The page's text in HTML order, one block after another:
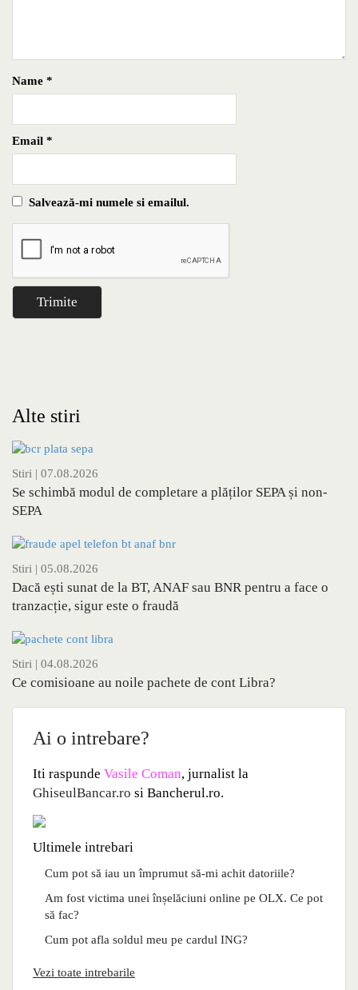
Name *
Email *
Salvează-mi numele si emailul.
Alte stiri
Stiri | 07.08.2026
Se schimbă modul de completare a plăților SEPA și non-
SEPA
Stiri | 05.08.2026
Dacă ești sunat de la BT, ANAF sau BNR pentru a face o
tranzacție, sigur este o fraudă
Stiri | 04.08.2026
Ce comisioane au noile pachete de cont Libra?
Ai o intrebare?
Iti raspunde Vasile Coman, jurnalist la
GhiseulBancar.ro si Bancherul.ro.
Ultimele intrebari
Cum pot să iau un împrumut să-mi achit datoriile?
Am fost victima unei înșelăciuni online pe OLX. Ce pot
să fac?
Cum pot afla soldul meu pe cardul ING?
Vezi toate intrebarile